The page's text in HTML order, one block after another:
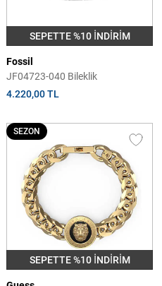
SEPETTE %10 İNDİRİM
Fossil
JF04723-040 Bileklik
4.220,00 TL
SEPETTE %10 İNDİRİM
SEZON